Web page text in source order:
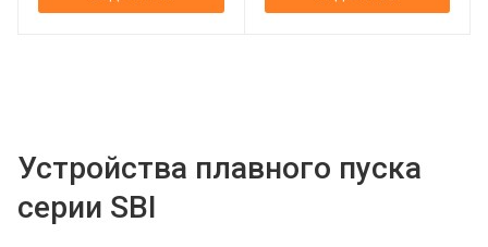
Устройства плавного пуска
серии SBI